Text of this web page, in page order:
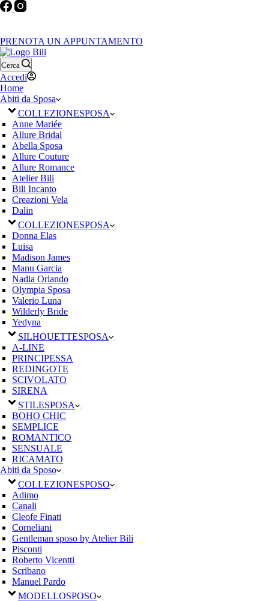
PRENOTA UN APPUNTAMENTO
Cerca
Accedi
Home
Abiti da Sposa
COLLEZIONESPOSA
Anne Mariée
Allure Bridal
Abella Sposa
Allure Couture
Allure Romance
Atelier Bili
Bili Incanto
Creazioni Vela
Dalin
COLLEZIONESPOSA
Donna Elas
Luisa
Madison James
Manu Garcia
Nadia Orlando
Olympia Sposa
Valerio Luna
Wilderly Bride
Yedyna
SILHOUETTESPOSA
A-LINE
PRINCIPESSA
REDINGOTE
SCIVOLATO
SIRENA
STILESPOSA
BOHO CHIC
SEMPLICE
ROMANTICO
SENSUALE
RICAMATO
Abiti da Sposo
COLLEZIONESPOSO
Adimo
Canali
Cleofe Finati
Corneliani
Gentleman sposo by Atelier Bili
Pisconti
Roberto Vicentti
Scribano
Manuel Pardo
MODELLOSPOSO